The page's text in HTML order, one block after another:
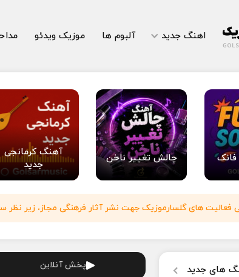
اهنگ جدید آلبوم ها موزیک ویدئو
چالش تغییر ناخن
آهنگ کرمانجی
جدید
فعالیت های گلسارموزیک جهت نشر آثار فرهنگی مجاز، زیر نظر
پخش آنلاین های جدید